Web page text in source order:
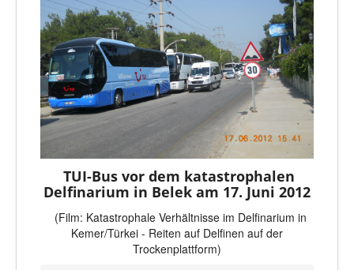
TUI-Bus vor dem katastrophalen
Delfinarium in Belek am 17. Juni 2012
(Film: Katastrophale Verhältnisse im Delfinarium in
Kemer/Türkei - Reiten auf Delfinen auf der
Trockenplattform)